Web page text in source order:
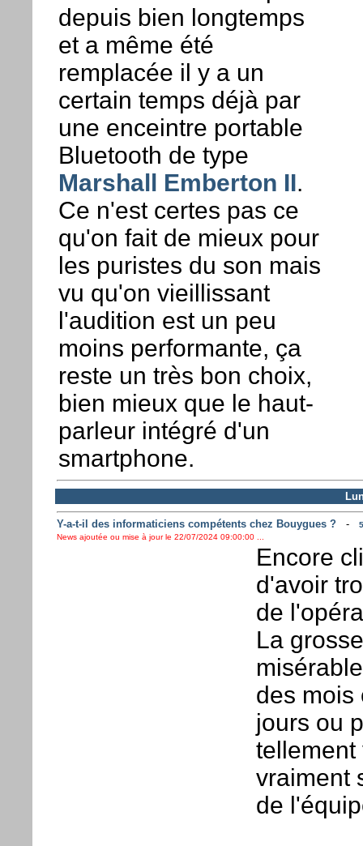
depuis bien longtemps
et a même été
remplacée il y a un
certain temps déjà par
une enceintre portable
Bluetooth de type
Marshall Emberton II.
Ce n'est certes pas ce
qu'on fait de mieux pour
les puristes du son mais
vu qu'on vieillissant
l'audition est un peu
moins performante, ça
reste un très bon choix,
bien mieux que le haut-
parleur intégré d'un
smartphone.
Y-a-t-il des informaticiens compétents chez Bouygues ?-
News ajoutée ou mise à jour le 22/07/2024 09:00:00 ...
Encore
d'avoir
de
La
des mois
jours ou
tellement
vraiment
de